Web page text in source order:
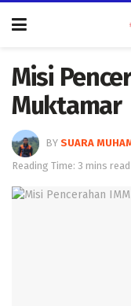
Misi
Muktamar
BY SUARA
Reading Time: 3 mins read